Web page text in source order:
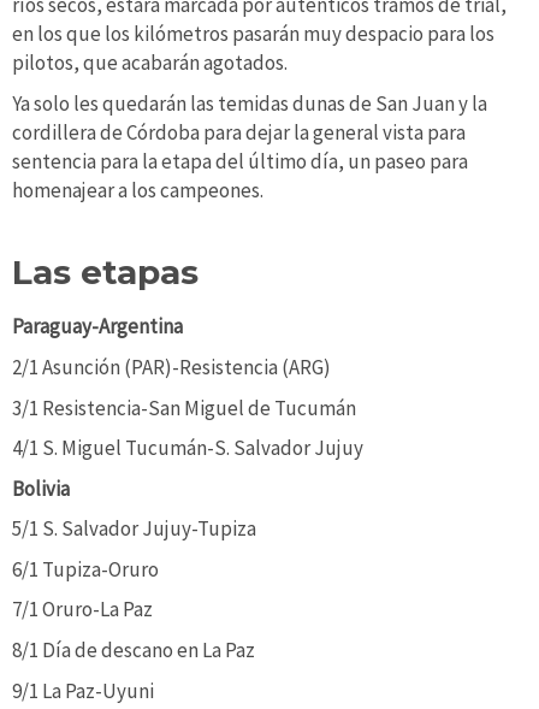
en los que los kilómetros pasarán muy despacio para los
pilotos, que acabarán agotados.
Ya solo les quedarán las temidas dunas de San Juan y la
cordillera de Córdoba para dejar la general vista para
sentencia para la etapa del último día, un paseo para
homenajear a los campeones.
Las etapas
Paraguay-Argentina
2/1 Asunción (PAR)-Resistencia (ARG)
3/1 Resistencia-San Miguel de Tucumán
4/1 S. Miguel Tucumán-S. Salvador Jujuy
Bolivia
5/1 S. Salvador Jujuy-Tupiza
6/1 Tupiza-Oruro
7/1 Oruro-La Paz
8/1 Día de descano en La Paz
9/1 La Paz-Uyuni